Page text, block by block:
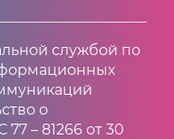
службой по
о
– 81266 от 30